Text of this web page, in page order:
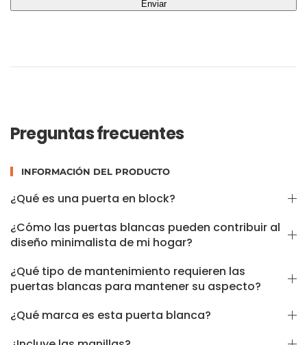
Preguntas frecuentes
INFORMACIÓN DEL PRODUCTO
¿Qué es una puerta en block?
¿Cómo las puertas blancas pueden contribuir al
diseño minimalista de mi hogar?
¿Qué tipo de mantenimiento requieren las
puertas blancas para mantener su aspecto?
¿Qué marca es esta puerta blanca?